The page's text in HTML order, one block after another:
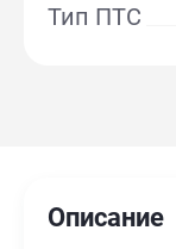
Тип ПТС
Описание